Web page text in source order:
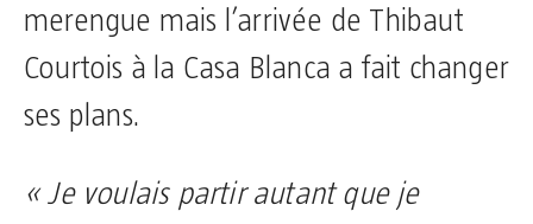
merengue mais l’arrivée de Thibaut
Courtois à la Casa Blanca a fait changer
ses plans.
« Je voulais partir autant que je